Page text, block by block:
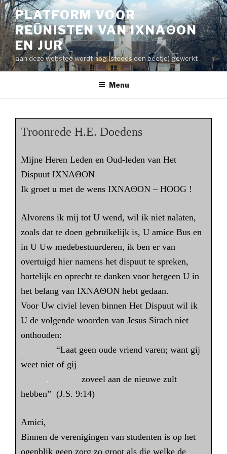
Naar
de
inhoud
springen
PLATFORM VOOR
REÜNISTEN VAN IXNAΘON
EN JUR
aan deze webstee wordt nog (steeds een beetje) gewerkt
Menu
Troonrede H.E. Doedens
Mijne Heren Leden en Oud-leden van Het
Dispuut IXNAΘON
Ik groet u met de wens IXNAΘON – HOOG !
Alvorens ik mij tot U wend, wil ik niet nalaten,
zoals dat te doen gebruikelijk is, U amice Bus en
in U Uw medebestuurderen, ik ben er van
overtuigd hier namens het dispuut te spreken,
hartelijk en oprecht te danken voor hetgeen U in
het belang van IXNAΘON hebt gedaan.
Voor Uw civiel leven binnen Het Dispuut wil ik
U de volgende woorden van Jesus Sirach niet
onthouden:
.
“Laat geen oude vriend varen; want gij
weet niet of gij
.
zoveel aan de nieuwe zult
hebben” (J.S. 9:14)
Amici,
Binnen de verenigingen van studenten is op het
ogenblik geen zorg zo groot als die welke de